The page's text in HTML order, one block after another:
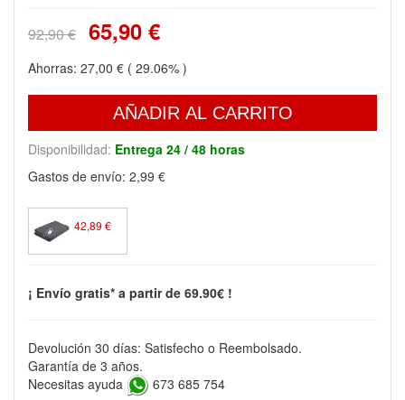
92,90 € 65,90 €
Ahorras: 27,00 € ( 29.06% )
AÑADIR AL CARRITO
Disponibilidad: Entrega 24 / 48 horas
Gastos de envío: 2,99 €
42,89 €
¡ Envío gratis* a partir de 69.90€ !
Devolución 30 días: Satisfecho o Reembolsado.
Garantía de 3 años.
Necesitas ayuda
673 685 754